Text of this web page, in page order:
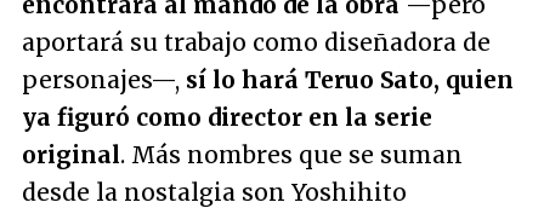
aportará su trabajo como diseñadora de
personajes—, sí lo hará Teruo Sato, quien
ya figuró como director en la serie
original. Más nombres que se suman
desde la nostalgia son Yoshihito